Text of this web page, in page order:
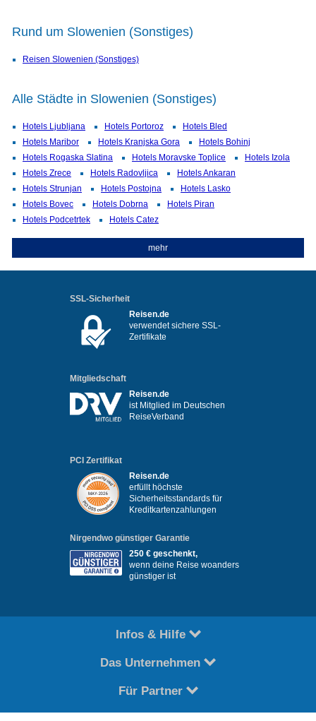
Rund um Slowenien (Sonstiges)
Reisen Slowenien (Sonstiges)
Alle Städte in Slowenien (Sonstiges)
Hotels Ljubljana Hotels Portoroz
Hotels Bled
Hotels Maribor
Hotels Kranjska Gora
Hotels Bohinj
Hotels Rogaska Slatina
Hotels Moravske Toplice
Hotels Izola
Hotels Zrece
Hotels Radovljica
Hotels Ankaran
Hotels Strunjan
Hotels Postojna
Hotels Lasko
Hotels Bovec
Hotels Dobrna
Hotels Piran
Hotels Podcetrtek
Hotels Catez
mehr
SSL-Sicherheit
Reisen.de
verwendet sichere SSL-
Zertifikate
Mitgliedschaft
Reisen.de
ist Mitglied im Deutschen
ReiseVerband
PCI Zertifikat
Reisen.de
erfüllt höchste
Sicherheitsstandards für
Kreditkartenzahlungen
Nirgendwo günstiger Garantie
250 € geschenkt,
wenn deine Reise woanders
günstiger ist
Infos & Hilfe
Das Unternehmen
Für Partner
Copyright © reisen.de 2026. Alle Rechte vorbehalten